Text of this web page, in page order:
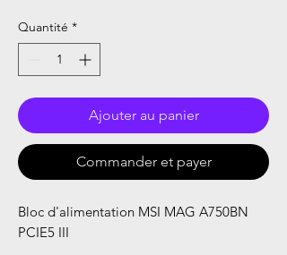
Quantité *
Ajouter au panier
Commander et payer
Bloc d'alimentation MSI MAG A750BN
PCIE5 III